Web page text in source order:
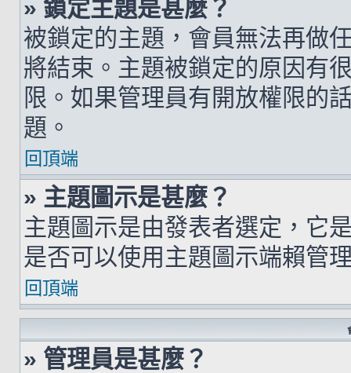
» 鎖定主題是甚麼？
被鎖定的主題，會員無法再做
將結束。主題被鎖定的原因有
限。如果管理員有開放權限的
題。
回頂端
» 主題圖示是甚麼？
主題圖示是由發表者選定，它
是否可以使用主題圖示端賴管
回頂端
» 管理員是甚麼？